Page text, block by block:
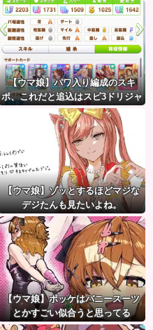
【ウマ娘】パワ入り編成のスキ
ポ、これだと追込はスピ3ドリジャ
とあんまり変わらないのでは？
【ウマ娘】ゾッとするほどマジな
デジたんも見たいよね。
【ウマ娘】ポッケはバニースーツ
とかすごい似合うと思ってる